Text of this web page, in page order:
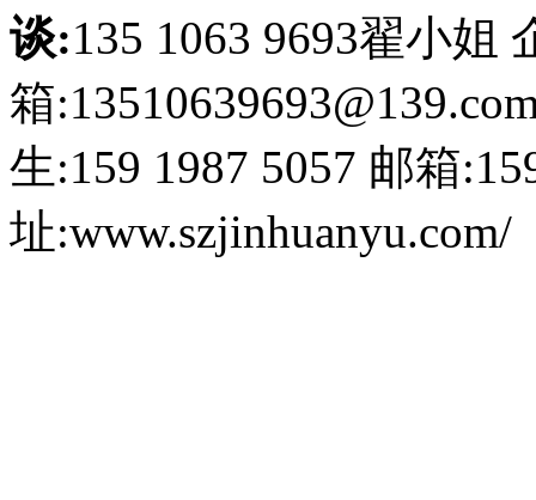
谈:135 1063 9693翟小姐
箱
生:159 1987 5057 邮箱
址:www.szjinhuanyu.com/